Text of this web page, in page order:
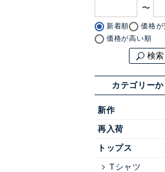
〜
新着順
価格が
価格が高い順
検索
カテゴリー
新作
再入荷
トップス
Tシャツ